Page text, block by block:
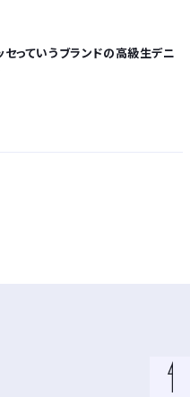
セっていうブランドの高級生デニ